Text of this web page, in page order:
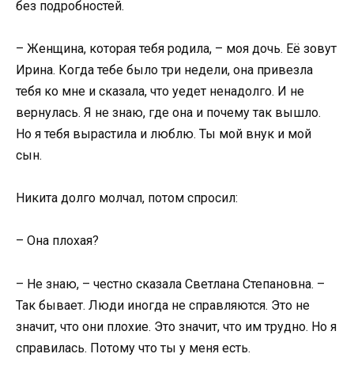
без подробностей.
– Женщина, которая тебя родила, – моя дочь. Её зовут
Ирина. Когда тебе было три недели, она привезла
тебя ко мне и сказала, что уедет ненадолго. И не
вернулась. Я не знаю, где она и почему так вышло.
Но я тебя вырастила и люблю. Ты мой внук и мой
сын.
Никита долго молчал, потом спросил:
– Она плохая?
– Не знаю, – честно сказала Светлана Степановна. –
Так бывает. Люди иногда не справляются. Это не
значит, что они плохие. Это значит, что им трудно. Но я
справилась. Потому что ты у меня есть.